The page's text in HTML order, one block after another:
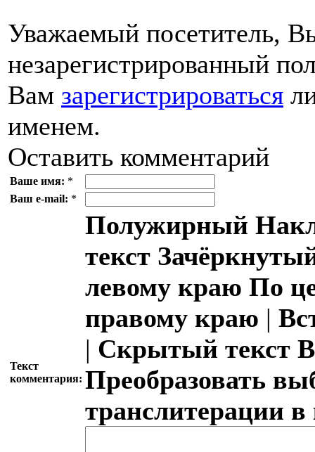
Уважаемый посетитель,
незарегистрированный
Вам зарегистрироваться
именем.
Оставить комментарий
Ваше имя: *
Ваш e-mail: *
Текст
комментария:
Полужирный
текст
левому краю По
правому краю |
| Скрытый текст
Преобразовать
транслитерации